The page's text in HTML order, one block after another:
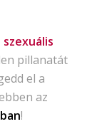
pillanatát
el a
az
!